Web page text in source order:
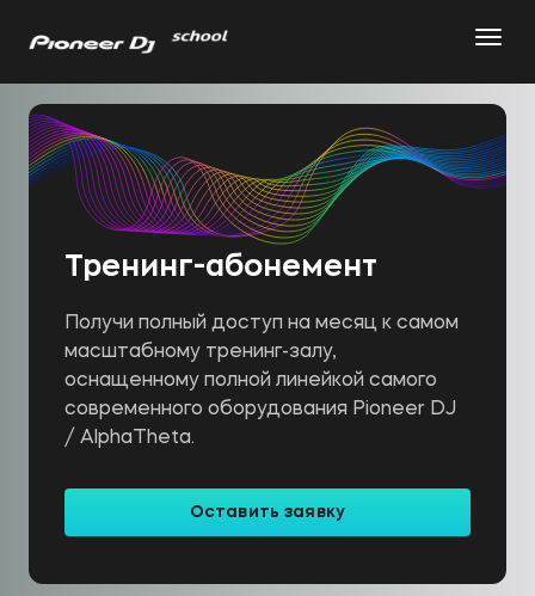
Тренинг-абонемент
Получи полный доступ на месяц к самом
масштабному тренинг-залу,
оснащенному полной линейкой самого
современного оборудования Pioneer DJ
/ AlphaTheta.
Оставить заявку